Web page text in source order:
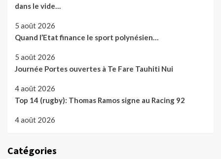
dans le vide…
5 août 2026
Quand l’Etat finance le sport polynésien…
5 août 2026
Journée Portes ouvertes à Te Fare Tauhiti Nui
4 août 2026
Top 14 (rugby): Thomas Ramos signe au Racing 92
4 août 2026
Catégories